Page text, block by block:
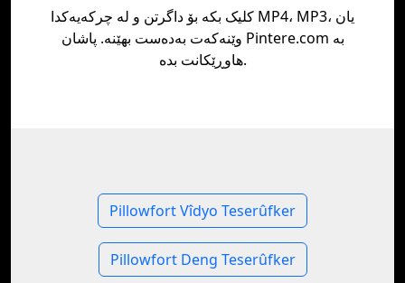
کلیک بکە بۆ داگرتن و لە چرکەیەکدا MP4، MP3، یان
وێنەکەت بەدەست بهێنە. پاشان Pintere.com بە
هاوڕێکانت بدە.
Pillowfort Vîdyo Teserûfker
Pillowfort Deng Teserûfker